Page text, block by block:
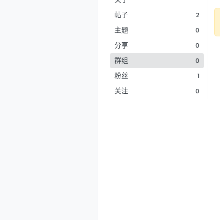
帖子
2
主题 0
分享 0
群组 0
粉丝 1
关注 0